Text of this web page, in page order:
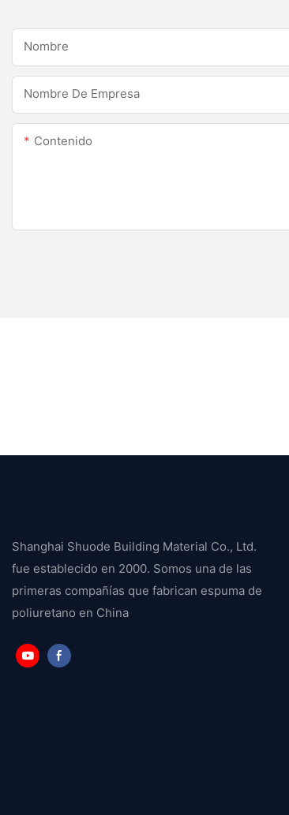
Nombre
Nombre De Empresa
Contenido
Shanghai Shuode Building Material Co., Ltd.
fue establecido en 2000. Somos una de las
primeras compañías que fabrican espuma de
poliuretano en China